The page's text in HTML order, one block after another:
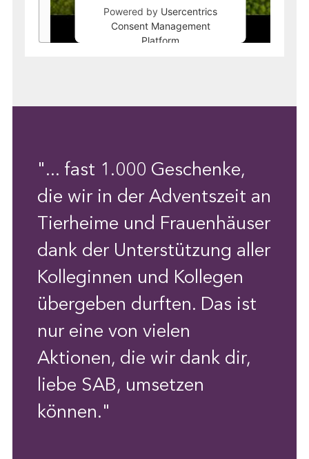
Powered by Usercentrics
Consent Management
Platform
"... fast 1.000 Geschenke,
die wir in der Adventszeit an
Tierheime und Frauenhäuser
dank der Unterstützung aller
Kolleginnen und Kollegen
übergeben durften. Das ist
nur eine von vielen
Aktionen, die wir dank dir,
liebe SAB, umsetzen
können."